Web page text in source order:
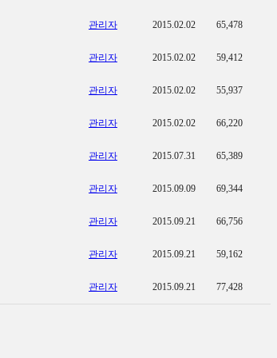
관리자 2015.02.02 65,478
관리자 2015.02.02 59,412
관리자 2015.02.02 55,937
관리자 2015.02.02 66,220
관리자 2015.07.31 65,389
관리자 2015.09.09 69,344
관리자 2015.09.21 66,756
관리자 2015.09.21 59,162
관리자 2015.09.21 77,428